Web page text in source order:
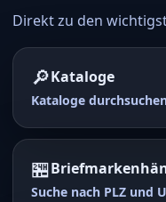
Direkt zu den
🔎Kataloge
Kataloge
🏪
Suche nach PLZ und